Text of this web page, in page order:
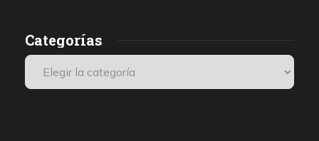
Categorías